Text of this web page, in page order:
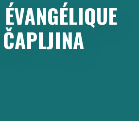
ÉVANGÉLIQUE
ČAPLJINA